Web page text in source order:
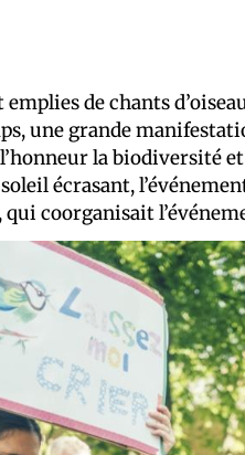
emplies de chants
une grande
la biodiversité
écrasant,
coorganisait